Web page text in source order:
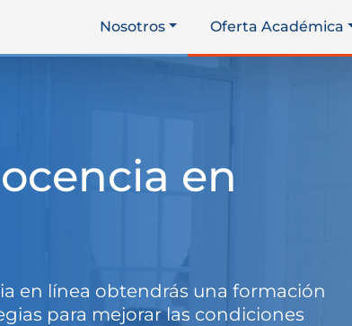
Nosotros Oferta Académica
en
en línea obtendrás una formación
para mejorar las condiciones